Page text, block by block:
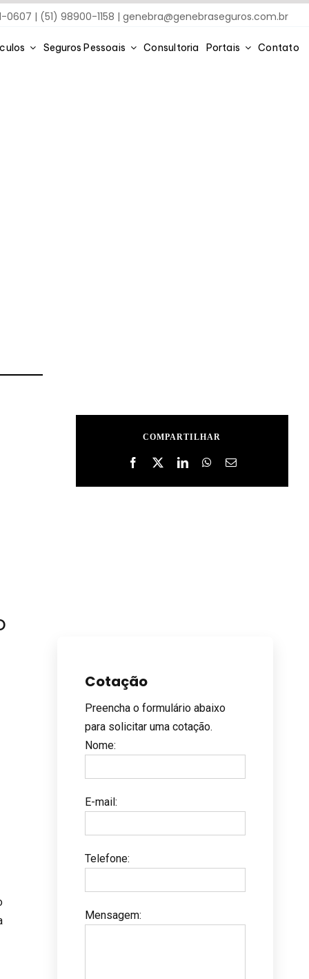
0607 | (51) 98900-1158 |genebra@genebraseguros.com.br
Seguros Pessoais Consultoria Portais Contato
COMPARTILHAR
Cotação
Preencha o formulário abaixo
para solicitar uma cotação.
Nome:
E-mail:
Telefone:
Mensagem: